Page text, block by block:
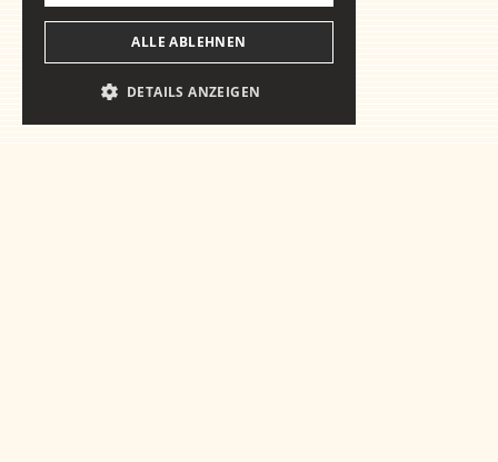
ALLE ABLEHNEN
DETAILS ANZEIGEN